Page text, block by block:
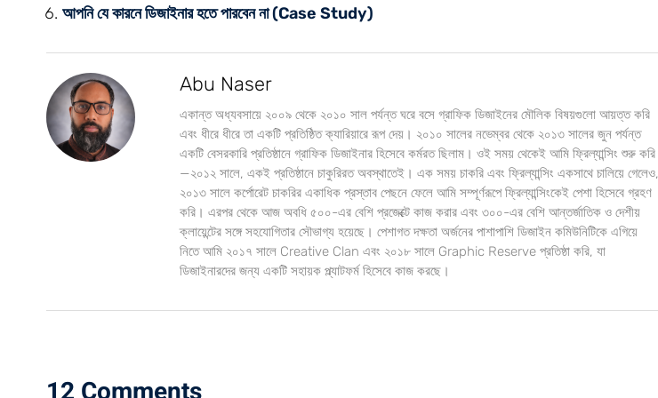
আপনি যে কারনে ডিজাইনার হতে পারবেন না (Case Study)
Abu Naser
একান্ত অধ্যবসায়ে ২০০৯ থেকে ২০১০ সাল পর্যন্ত ঘরে বসে গ্রাফিক ডিজাইনের মৌলিক বিষয়গুলো আয়ত্ত করি
এবং ধীরে ধীরে তা একটি প্রতিষ্ঠিত ক্যারিয়ারে রূপ দেয়। ২০১০ সালের নভেম্বর থেকে ২০১৩ সালের জুন পর্যন্ত
একটি বেসরকারি প্রতিষ্ঠানে গ্রাফিক ডিজাইনার হিসেবে কর্মরত ছিলাম। ওই সময় থেকেই আমি ফ্রিল্যান্সিং শুরু করি
—২০১২ সালে, একই প্রতিষ্ঠানে চাকুরিরত অবস্থাতেই। এক সময় চাকরি এবং ফ্রিল্যান্সিং একসাথে চালিয়ে গেলেও,
২০১৩ সালে কর্পোরেট চাকরির একাধিক প্রস্তাব পেছনে ফেলে আমি সম্পূর্ণরূপে ফ্রিল্যান্সিংকেই পেশা হিসেবে গ্রহণ
করি। এরপর থেকে আজ অবধি ৫০০-এর বেশি প্রজেক্টে কাজ করার এবং ৩০০-এর বেশি আন্তর্জাতিক ও দেশীয়
ক্লায়েন্টের সঙ্গে সহযোগিতার সৌভাগ্য হয়েছে। পেশাগত দক্ষতা অর্জনের পাশাপাশি ডিজাইন কমিউনিটিকে এগিয়ে
নিতে আমি ২০১৭ সালে Creative Clan এবং ২০১৮ সালে Graphic Reserve প্রতিষ্ঠা করি, যা
ডিজাইনারদের জন্য একটি সহায়ক প্ল্যাটফর্ম হিসেবে কাজ করছে।